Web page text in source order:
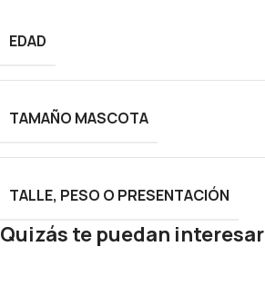
EDAD
TAMAÑO MASCOTA
TALLE, PESO O PRESENTACIÓN
Quizás te puedan interesar